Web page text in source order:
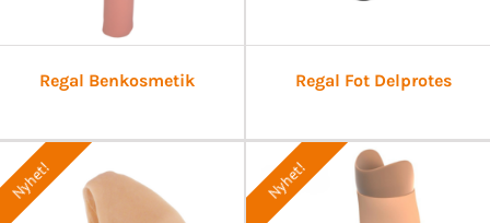
Regal Benkosmetik Regal Fot Delprotes
Nyhet! Nyhet!